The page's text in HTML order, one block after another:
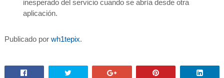
inesperado del servicio cuando se abría desde otra
aplicación.
Publicado por wh1tepix.